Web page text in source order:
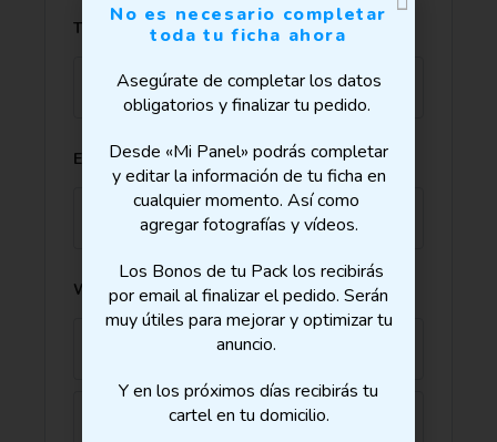
Teléfono
Email
Web
No es necesario completar
toda tu ficha ahora
Asegúrate de completar los datos
obligatorios y finalizar tu pedido.
Desde «Mi Panel» podrás completar
y editar la información de tu ficha en
cualquier momento. Así como
agregar fotografías y vídeos.
Los Bonos de tu Pack los recibirás
por email al finalizar el pedido. Serán
muy útiles para mejorar y optimizar tu
anuncio.
Y en los próximos días recibirás tu
cartel en tu domicilio.